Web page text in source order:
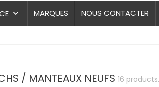
keyboard_arrow_down MARQUES NOUS CONTACTER
/ MANTEAUX NEUFS 16 products.